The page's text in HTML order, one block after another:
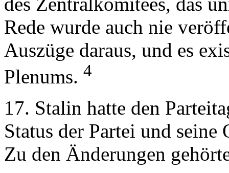
Rede wurde auch nie
Auszüge daraus, und es
Plenums. 4
17. Stalin hatte den
Status der Partei und
Zu den Änderungen